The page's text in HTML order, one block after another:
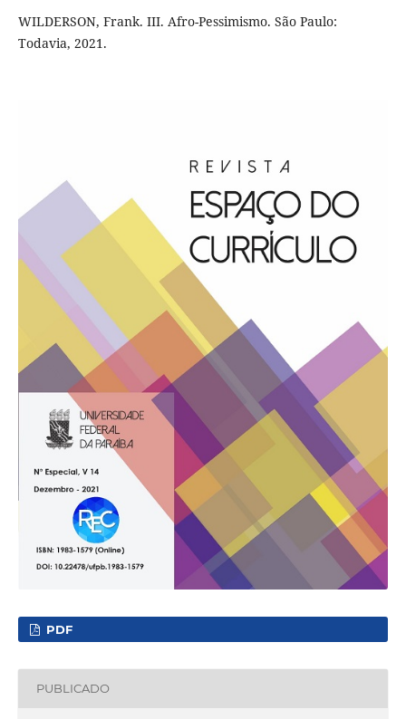
WILDERSON, Frank. III. Afro-Pessimismo. São Paulo:
Todavia, 2021.
PDF
PUBLICADO